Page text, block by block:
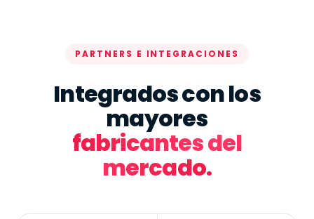
PARTNERS E INTEGRACIONES
Integrados con los
mayores
fabricantes del
mercado.